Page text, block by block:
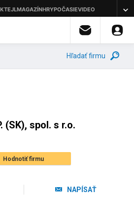
Hľadať firmu
(SK), spol. s r.o.
Hodnotiť firmu
NAPÍSAŤ